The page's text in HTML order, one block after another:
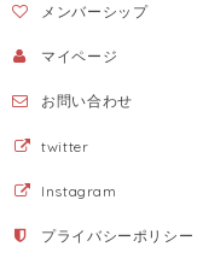
メンバーシップ
マイページ
お問い合わせ
twitter
Instagram
プライバシーポリシー